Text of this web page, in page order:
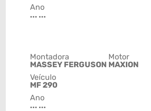
Ano
... ...
Montadora
MASSEY FERGUSON
Veículo
MF 290
Ano
... ...
Motor
MAXION